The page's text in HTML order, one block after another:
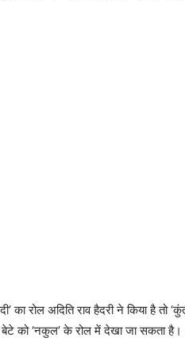
का रोल अदिति राव हैदरी ने किया है तो
को ‘नकुल’ के रोल में देखा जा सकता है।